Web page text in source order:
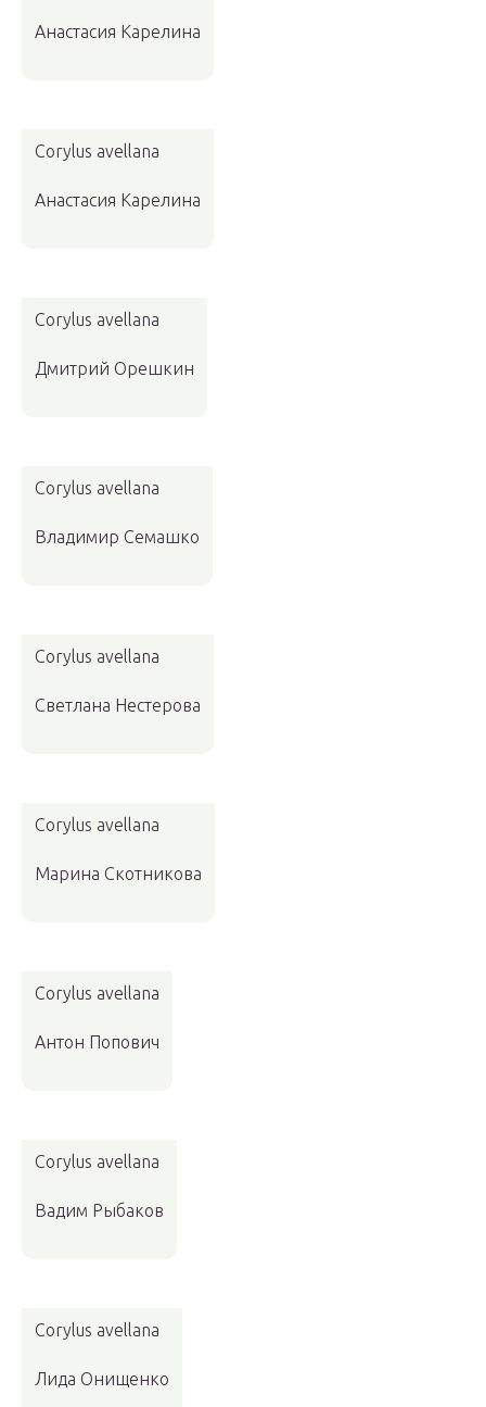
Анастасия Карелина
Corylus avellana
Анастасия Карелина
Corylus avellana
Дмитрий Орешкин
Corylus avellana
Владимир Семашко
Corylus avellana
Светлана Нестерова
Corylus avellana
Марина Скотникова
Corylus avellana
Антон Попович
Corylus avellana
Вадим Рыбаков
Corylus avellana
Лида Онищенко